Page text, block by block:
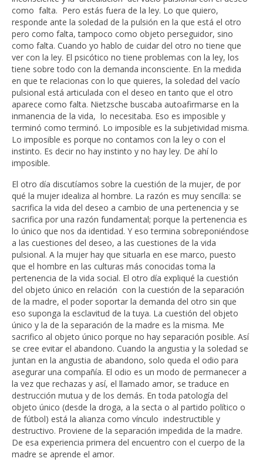
como falta. Pero estás fuera de la ley. Lo que quiero,
responde ante la soledad de la pulsión en la que está el otro
pero como falta, tampoco como objeto perseguidor, sino
como falta. Cuando yo hablo de cuidar del otro no tiene que
ver con la ley. El psicótico no tiene problemas con la ley, los
tiene sobre todo con la demanda inconsciente. En la medida
en que te relacionas con lo que quieres, la soledad del vacío
pulsional está articulada con el deseo en tanto que el otro
aparece como falta. Nietzsche buscaba autoafirmarse en la
inmanencia de la vida, lo necesitaba. Eso es imposible y
terminó como terminó. Lo imposible es la subjetividad misma.
Lo imposible es porque no contamos con la ley o con el
instinto. Es decir no hay instinto y no hay ley. De ahí lo
imposible.
El otro día discutíamos sobre la cuestión de la mujer, de por
qué la mujer idealiza al hombre. La razón es muy sencilla: se
sacrifica la vida del deseo a cambio de una pertenencia y se
sacrifica por una razón fundamental; porque la pertenencia es
lo único que nos da identidad. Y eso termina sobreponiéndose
a las cuestiones del deseo, a las cuestiones de la vida
pulsional. A la mujer hay que situarla en ese marco, puesto
que el hombre en las culturas más conocidas toma la
pertenencia de la vida social. El otro día expliqué la cuestión
del objeto único en relación con la cuestión de la separación
de la madre, el poder soportar la demanda del otro sin que
eso suponga la esclavitud de la tuya. La cuestión del objeto
único y la de la separación de la madre es la misma. Me
sacrifico al objeto único porque no hay separación posible. Así
se cree evitar el abandono. Cuando la angustia y la soledad se
juntan en la angustia de abandono, solo queda el odio para
asegurar una compañía. El odio es un modo de permanecer a
la vez que rechazas y así, el llamado amor, se traduce en
destrucción mutua y de los demás. En toda patología del
objeto único (desde la droga, a la secta o al partido político o
de fútbol) está la alianza como vínculo indestructible y
destructivo. Proviene de la separación impedida de la madre.
De esa experiencia primera del encuentro con el cuerpo de la
madre se aprende el amor.